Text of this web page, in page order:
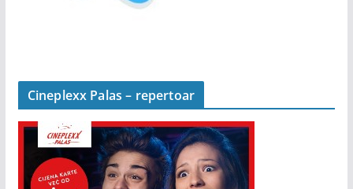
Cineplexx Palas – repertoar